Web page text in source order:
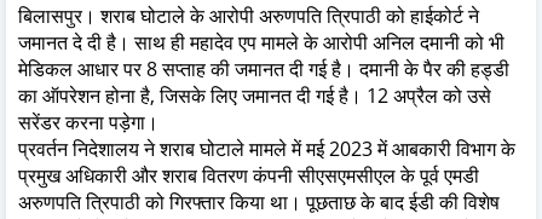
बिलासपुर। शराब घोटाले के आरोपी अरुणपति त्रिपाठी को हाईकोर्ट ने
जमानत दे दी है। साथ ही महादेव एप मामले के आरोपी अनिल दमानी को भी
मेडिकल आधार पर 8 सप्ताह की जमानत दी गई है। दमानी के पैर की हड्डी
का ऑपरेशन होना है, जिसके लिए जमानत दी गई है। 12 अप्रैल को उसे
सरेंडर करना पड़ेगा।
प्रवर्तन निदेशालय ने शराब घोटाले मामले में मई 2023 में आबकारी विभाग के
प्रमुख अधिकारी और शराब वितरण कंपनी सीएसएमसीएल के पूर्व एमडी
अरुणपति त्रिपाठी को गिरफ्तार किया था। पूछताछ के बाद ईडी की विशेष